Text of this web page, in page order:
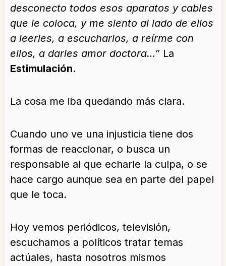
desconecto todos esos aparatos y cables
que le coloca, y me siento al lado de ellos
a leerles, a escucharlos, a reírme con
ellos, a darles amor doctora…” La
Estimulación.
La cosa me iba quedando más clara.
Cuando uno ve una injusticia tiene dos
formas de reaccionar, o busca un
responsable al que echarle la culpa, o se
hace cargo aunque sea en parte del papel
que le toca.
Hoy vemos periódicos, televisión,
escuchamos a políticos tratar temas
actúales, hasta nosotros mismos